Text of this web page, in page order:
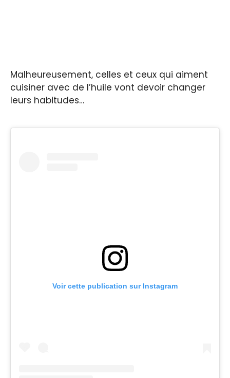
Malheureusement, celles et ceux qui aiment
cuisiner avec de l’huile vont devoir changer
leurs habitudes…
Voir cette publication sur Instagram